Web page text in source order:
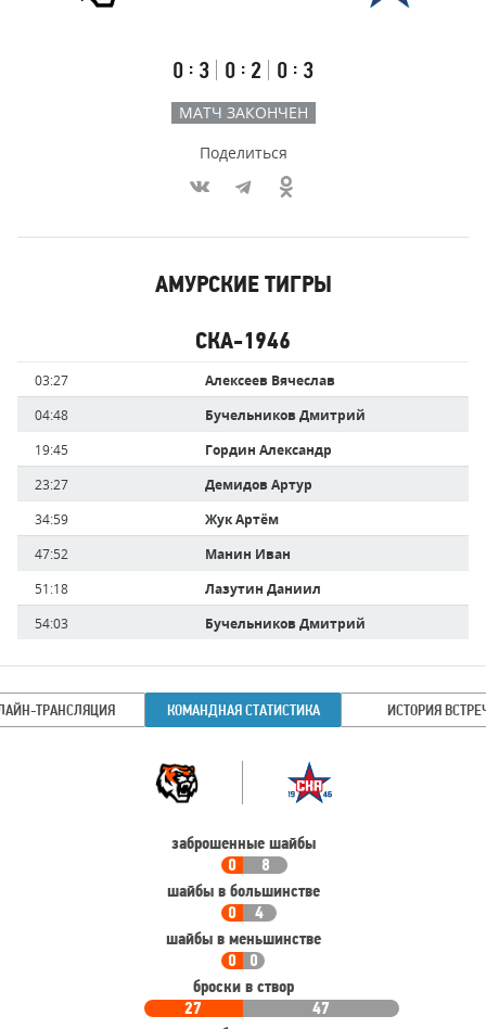
Первый
тайм
0 : 3
Второй
тайм
0 : 2
Третий
тайм
0 : 3
МАТЧ ЗАКОНЧЕН
Поделиться
АМУРСКИЕ ТИГРЫ
СКА-1946
Время Имя
03:27
Алексеев Вячеслав
04:48
Бучельников Дмитрий
19:45
Гордин Александр
23:27
Демидов Артур
34:59
Жук Артём
47:52
Манин Иван
51:18
Лазутин Даниил
54:03
Бучельников Дмитрий
ТРАНСЛЯЦИЯ КОМАНДНАЯ СТАТИСТИКА ИСТОРИЯ
Команда
заброшенные шайбы
0
8
шайбы в большинстве
0
4
шайбы в меньшинстве
0
0
броски в створ
27
47